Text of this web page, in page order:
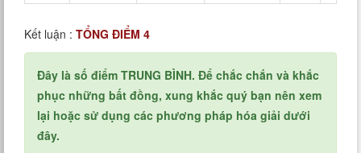
Kết luận : TỔNG ĐIỂM 4
Đây là số điểm TRUNG BÌNH. Để chắc chắn và khắc
phục những bất đồng, xung khắc quý bạn nên xem
lại hoặc sử dụng các phương pháp hóa giải dưới
đây.